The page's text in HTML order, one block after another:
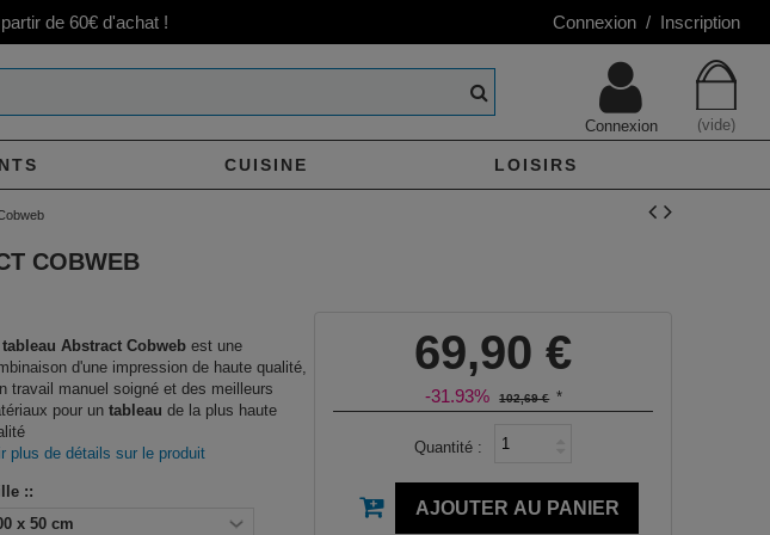
de 60€ d'achat ! Connexion / Inscription
(vide)
Connexion
CUISINE LOISIRS
COBWEB
tableau Abstract Cobweb est une
d'une impression de haute qualité,
travail manuel soigné et des meilleurs
pour un tableau de la plus haute
plus de détails sur le produit
::
69,90 €
-31.93% 102,69 € *
Quantité :
AJOUTER AU PANIER